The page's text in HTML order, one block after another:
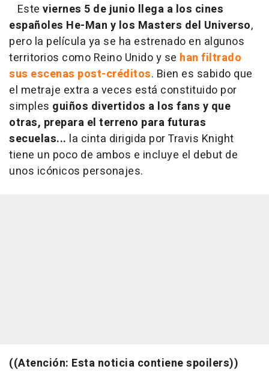
Este viernes 5 de junio llega a los cines
españoles He-Man y los Masters del Universo,
pero la película ya se ha estrenado en algunos
territorios como Reino Unido y se han filtrado
sus escenas post-créditos. Bien es sabido que
el metraje extra a veces está constituido por
simples guiños divertidos a los fans y que
otras, prepara el terreno para futuras
secuelas... la cinta dirigida por Travis Knight
tiene un poco de ambos e incluye el debut de
unos icónicos personajes.
((Atención: Esta noticia contiene spoilers))